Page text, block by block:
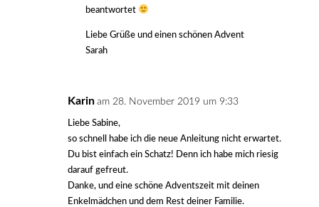
beantwortet
Liebe Grüße und einen schönen Advent
Sarah
Karin am 28. November 2019 um 9:33
Liebe Sabine,
so schnell habe ich die neue Anleitung nicht erwartet.
Du bist einfach ein Schatz! Denn ich habe mich riesig
darauf gefreut.
Danke, und eine schöne Adventszeit mit deinen
Enkelmädchen und dem Rest deiner Familie.